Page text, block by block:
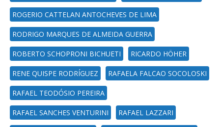
ROGERIO CATTELAN ANTOCHEVES DE LIMA
RODRIGO MARQUES DE ALMEIDA GUERRA
ROBERTO SCHOPRONI BICHUETI RICARDO HÖHER
RENE QUISPE RODRÍGUEZ RAFAELA FALCAO SOCOLOSKI
RAFAEL TEODÓSIO PEREIRA
RAFAEL SANCHES VENTURINI RAFAEL LAZZARI